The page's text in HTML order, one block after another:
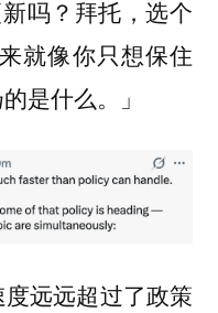
吗？拜托，选个
就像你只想保住
是什么。」
度远远超过了政策